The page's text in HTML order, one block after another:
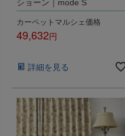
ショーン｜mode S
カーペットマルシェ価格
49,632
詳細を見る